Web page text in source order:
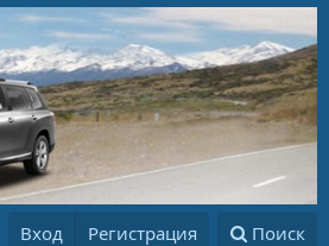
Вход Регистрация Поиск